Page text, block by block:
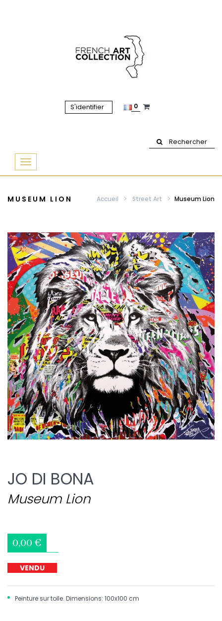
S'identifier 0
Rechercher
Basculer
la
MUSEUM LION Accueil Street Art Museum Lion
JO DI BONA
Museum Lion
0,00 €
VENDU
Peinture sur toile. Dimensions: 100x100 cm